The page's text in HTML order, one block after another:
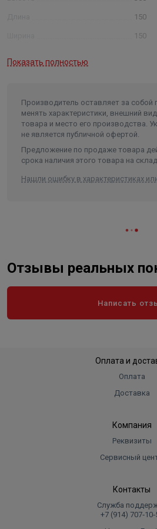
150
150
Показать полностью
Производитель оставляет за собой
менять характеристики, внешний
товара и место его производства.
не является публичной офертой.
Предложение по продаже товара
срока наличия этого товара на
Нашли ошибку в характеристиках
Отзывы реальных
Написать
Оплата и
Оплата
Доставка
Компания
Реквизиты
Сервисный
Контакты
Служба
+7 (914)